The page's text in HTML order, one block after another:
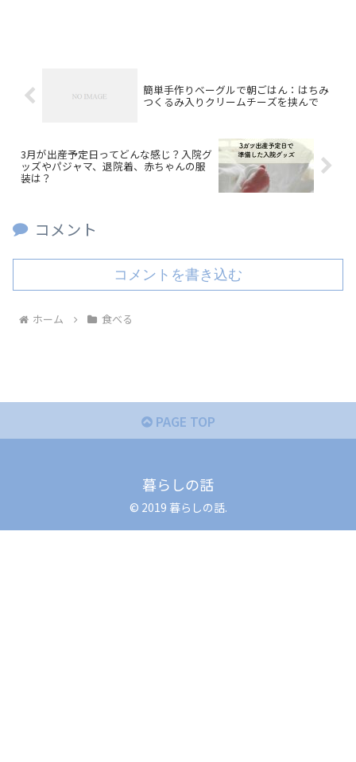
簡単手作りベーグルで朝ごはん：はちみ
つくるみ入りクリームチーズを挟んで
3月が出産予定日ってどんな感じ？入院グ
ッズやパジャマ、退院着、赤ちゃんの服
装は？
コメント
コメントを書き込む
ホーム 食べる
PAGE TOP
暮らしの話
© 2019 暮らしの話.